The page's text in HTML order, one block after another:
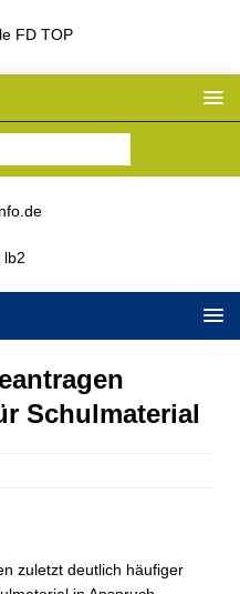
Schulmaterial
zuletzt deutlich häufiger